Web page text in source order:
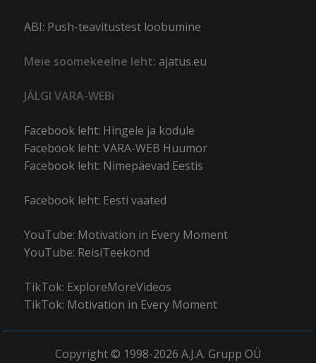
ABI: Push-teavitustest loobumine
Meie soomekeelne leht: ajatus.eu
JÄLGI VARA-WEBi
Facebook leht: Hingele ja kodule
Facebook leht: VARA-WEB Huumor
Facebook leht: Nimepäevad Eestis
Facebook leht: Eesti vaated
YouTube: Motivation in Every Moment
YouTube: ReisiTeekond
TikTok: ExploreMoreVideos
TikTok: Motivation in Every Moment
Copyright © 1998-2026 A.J.A. Grupp OÜ